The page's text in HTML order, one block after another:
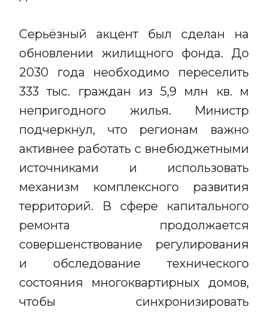
Серьёзный акцент был сделан на
обновлении жилищного фонда. До
2030 года необходимо переселить
333 тыс. граждан из 5,9 млн кв. м
непригодного жилья. Министр
подчеркнул, что регионам важно
активнее работать с внебюджетными
источниками и использовать
механизм комплексного развития
территорий. В сфере капитального
ремонта продолжается
совершенствование регулирования
и обследование технического
состояния многоквартирных домов,
чтобы синхронизировать